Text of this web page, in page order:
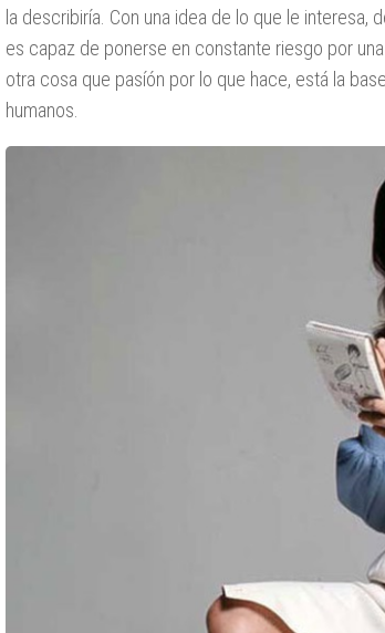
la describiría. Con una idea de lo que le
es capaz de ponerse en constante riesgo por
otra cosa que pasíón por lo que hace, está la
humanos.